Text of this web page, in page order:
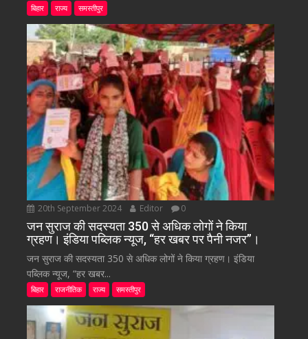
बिहार राज्य समस्तीपुर
20th September 2024 Editor 0
जन सुराज की सदस्यता 350 से अधिक लोगों ने किया
ग्रहण। इंडिया पब्लिक न्यूज, “हर खबर पर पैनी नजर”।
जन सुराज की सदस्यता 350 से अधिक लोगों ने किया ग्रहण। इंडिया
पब्लिक न्यूज, “हर खबर...
बिहार राजनीतिक राज्य समस्तीपुर